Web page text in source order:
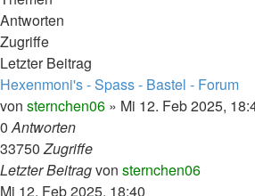
Antworten
Zugriffe
Letzter Beitrag
Hexenmoni's - Spass - Bastel - Forum
von sternchen06 » Mi 12. Feb 2025,
0Antworten
33750Zugriffe
Letzter Beitragvon sternchen06
Mi 12. Feb 2025, 18:40